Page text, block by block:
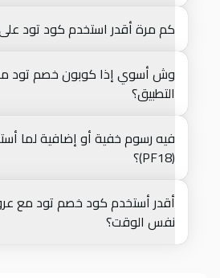
كم مرة أقدر استخدم كود تود
وش أسوي إذا كوبون خصم تود
التطبيق؟
فيه رسوم خفية أو إضافية لما
(PF18)؟
أقدر أستخدم كود خصم تود مع
نفس الوقت؟